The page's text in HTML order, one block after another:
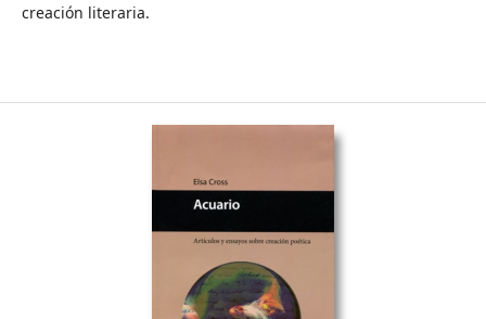
creación literaria.